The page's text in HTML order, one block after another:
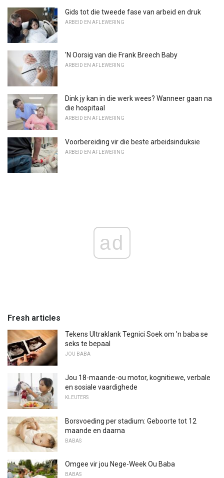
Gids tot die tweede fase van arbeid en druk
ARBEID EN AFLEWERING
'N Oorsig van die Frank Breech Baby
ARBEID EN AFLEWERING
Dink jy kan in die werk wees? Wanneer gaan na
die hospitaal
ARBEID EN AFLEWERING
Voorbereiding vir die beste arbeidsinduksie
ARBEID EN AFLEWERING
ad
Fresh articles
Tekens Ultraklank Tegnici Soek om 'n baba se
seks te bepaal
JOU BABA
Jou 18-maande-ou motor, kognitiewe, verbale
en sosiale vaardighede
KLEUTERS
Borsvoeding per stadium: Geboorte tot 12
maande en daarna
BABAS
Omgee vir jou Nege-Week Ou Baba
BABAS